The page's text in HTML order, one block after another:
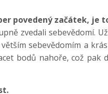
povedený začátek, je
zvedali sebevědomí.
sebevědomím a
bodů nahoře, což pak